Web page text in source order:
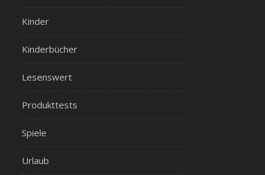
Kinder
Kinderbücher
Lesenswert
Produkttests
Spiele
Urlaub